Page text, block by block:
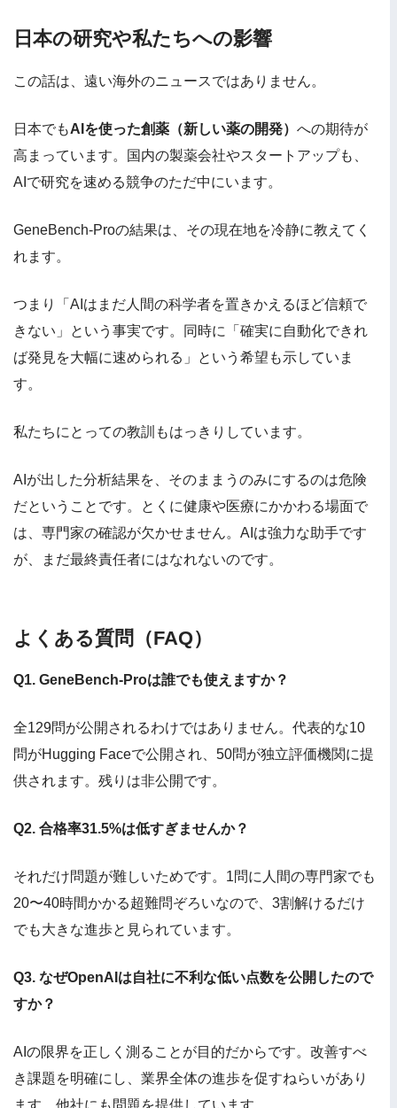
日本の研究や私たちへの影響
この話は、遠い海外のニュースではありません。
日本でもAIを使った創薬（新しい薬の開発） への期待が
高まっています。国内の製薬会社やスタートアップも、
AIで研究を速める競争のただ中にいます。
GeneBench-Proの結果は、その現在地を冷静に教えてく
れます。
つまり「AIはまだ人間の科学者を置きかえるほど信頼で
きない」という事実です。同時に「確実に自動化できれ
ば発見を大幅に速められる」という希望も示していま
す。
私たちにとっての教訓もはっきりしています。
AIが出した分析結果を、そのままうのみにするのは危険
だということです。とくに健康や医療にかかわる場面で
は、専門家の確認が欠かせません。AIは強力な助手です
が、まだ最終責任者にはなれないのです。
よくある質問（FAQ）
Q1. GeneBench-Proは誰でも使えますか？
全129問が公開されるわけではありません。代表的な10
問がHugging Faceで公開され、50問が独立評価機関に提
供されます。残りは非公開です。
Q2. 合格率31.5%は低すぎませんか？
それだけ問題が難しいためです。1問に人間の専門家でも
20〜40時間かかる超難問ぞろいなので、3割解けるだけ
でも大きな進歩と見られています。
Q3. なぜOpenAIは自社に不利な低い点数を公開したので
すか？
AIの限界を正しく測ることが目的だからです。改善すべ
き課題を明確にし、業界全体の進歩を促すねらいがあり